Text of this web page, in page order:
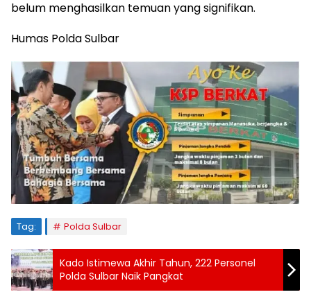
belum menghasilkan temuan yang signifikan.
Humas Polda Sulbar
Tag: Polda Sulbar
Kado Istimewa Akhir Tahun, 222 Personel
Polda Sulbar Naik Pangkat